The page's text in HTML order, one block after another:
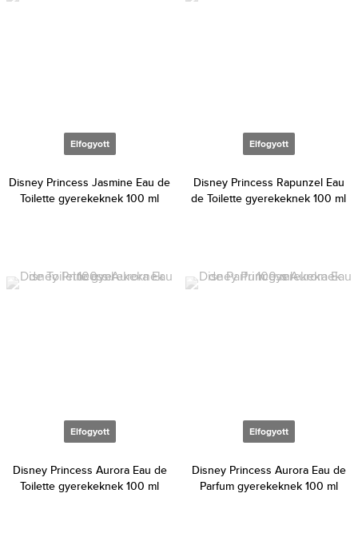
Elfogyott
Disney Princess Jasmine Eau de
Toilette gyerekeknek 100 ml
Elfogyott
Disney Princess Rapunzel Eau
de Toilette gyerekeknek 100 ml
Elfogyott
Disney Princess Aurora Eau de
Toilette gyerekeknek 100 ml
Elfogyott
Disney Princess Aurora Eau de
Parfum gyerekeknek 100 ml